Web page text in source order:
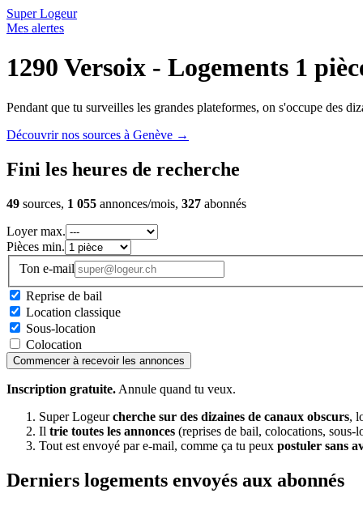
Super Logeur
Mes alertes
1290 Versoix - Logements 1
Pendant que tu surveilles les grandes plateformes, on s'occupe des
Découvrir nos sources à Genève →
Fini les heures de recherche
49 sources, 1 055 annonces/mois, 327 abonnés
Loyer max.
Pièces min.
Ton e-mail
Reprise de bail
Location classique
Sous-location
Colocation
Commencer à recevoir les annonces
Inscription gratuite. Annule quand tu veux.
Super Logeurcherche sur des dizaines de canaux obscurs,
Il trie toutes les annonces (reprises de bail, colocations, sous-
Tout est envoyé par e-mail, comme ça tu peux postuler sans
Derniers logements envoyés aux abonnés